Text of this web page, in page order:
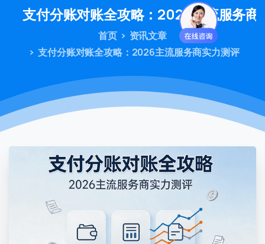
支付分账对账全攻略：2026主流服务商
首页
资讯文章
支付分账对账全攻略：2026主流服务商实力测评